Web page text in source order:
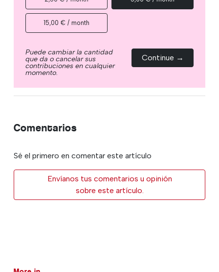
15,00 € / month
Puede cambiar la cantidad
que da o cancelar sus
contribuciones en cualquier
momento.
Continue →
Comentarios
Sé el primero en comentar este artículo
Envíanos tus comentarios u opinión
sobre este artículo.